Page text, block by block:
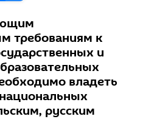
требованиям к
и
владеть
русским